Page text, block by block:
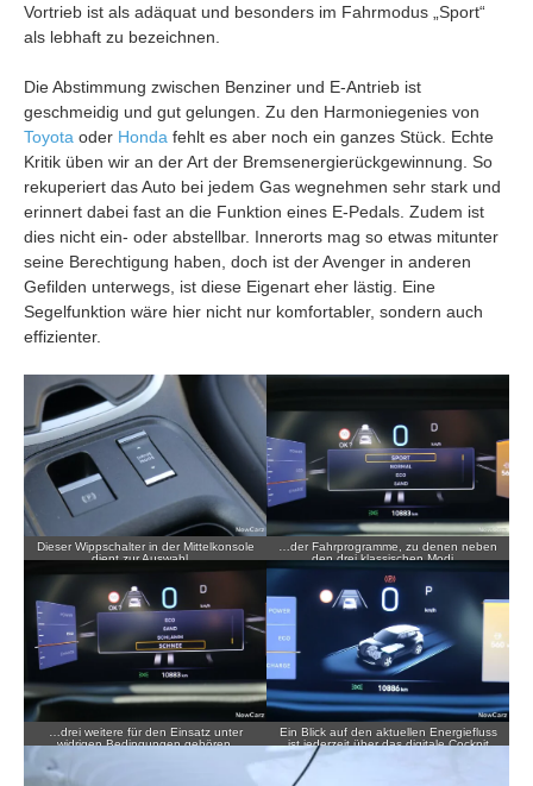
Vortrieb ist als adäquat und besonders im Fahrmodus „Sport“
als lebhaft zu bezeichnen.
Die Abstimmung zwischen Benziner und E-Antrieb ist
geschmeidig und gut gelungen. Zu den Harmoniegenies von
Toyota oder Honda fehlt es aber noch ein ganzes Stück. Echte
Kritik üben wir an der Art der Bremsenergierückgewinnung. So
rekuperiert das Auto bei jedem Gas wegnehmen sehr stark und
erinnert dabei fast an die Funktion eines E-Pedals. Zudem ist
dies nicht ein- oder abstellbar. Innerorts mag so etwas mitunter
seine Berechtigung haben, doch ist der Avenger in anderen
Gefilden unterwegs, ist diese Eigenart eher lästig. Eine
Segelfunktion wäre hier nicht nur komfortabler, sondern auch
effizienter.
Dieser Wippschalter in der Mittelkonsole
dient zur Auswahl…
…der Fahrprogramme, zu denen neben
den drei klassischen Modi…
…drei weitere für den Einsatz unter
widrigen Bedingungen gehören.
Ein Blick auf den aktuellen Energiefluss
ist jederzeit über das digitale Cockpit